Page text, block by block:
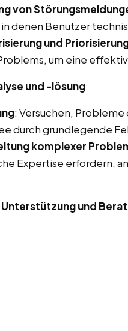
von
denen Benutzer
und
um eine
und -lösung:
: Versuchen,
durch grundlegende
komplexer
Expertise erfordern,
und